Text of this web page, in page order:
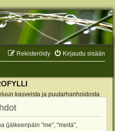
Kirjaudu sisään
Rekisteröidy
kasveista ja puutarhanhoidosta
(jälkeenpäin "me", "meitä",